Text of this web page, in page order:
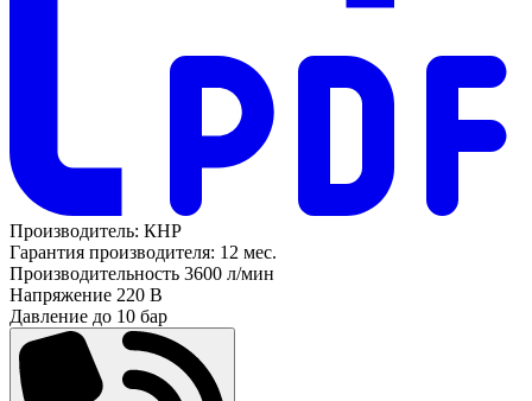
Производитель: КНР
Гарантия производителя: 12 мес.
Производительность 3600 л/мин
Напряжение 220 В
Давление до 10 бар